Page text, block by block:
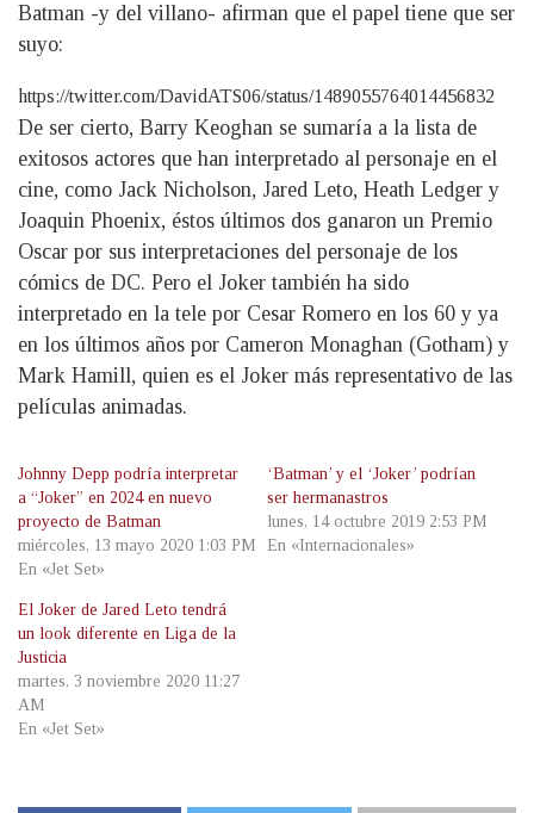
Batman -y del villano- afirman que el papel tiene que ser
suyo:
https://twitter.com/DavidATS06/status/1489055764014456832
De ser cierto, Barry Keoghan se sumaría a la lista de
exitosos actores que han interpretado al personaje en el
cine, como Jack Nicholson, Jared Leto, Heath Ledger y
Joaquin Phoenix, éstos últimos dos ganaron un Premio
Oscar por sus interpretaciones del personaje de los
cómics de DC. Pero el Joker también ha sido
interpretado en la tele por Cesar Romero en los 60 y ya
en los últimos años por Cameron Monaghan (Gotham) y
Mark Hamill, quien es el Joker más representativo de las
películas animadas.
Johnny Depp podría interpretar
a “Joker” en 2024 en nuevo
proyecto de Batman
miércoles, 13 mayo 2020 1:03 PM
En «Jet Set»
‘Batman’ y el ‘Joker’ podrían
ser hermanastros
lunes, 14 octubre 2019 2:53 PM
En «Internacionales»
El Joker de Jared Leto tendrá
un look diferente en Liga de la
Justicia
martes, 3 noviembre 2020 11:27
AM
En «Jet Set»